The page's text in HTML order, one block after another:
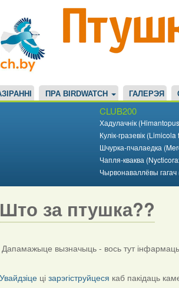
ПРА BIRDWATCH ГАЛЕРЭЯ
CLUB200
Хадулачнік
Кулік-гразевік
Шчурка-пчалаедка
Чапля-кваква
Чырвонаваллёвы
Што за птушка??
Дапамажыце вызначыць - вось тут
Увайдзіце цізарэгіструйцеся каб пакідаць